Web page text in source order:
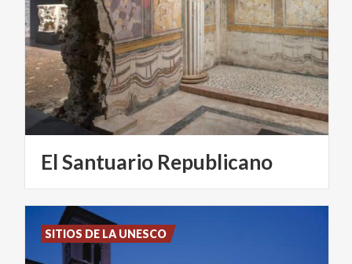
ElSantuario Republicano
SITIOS DE LA UNESCO